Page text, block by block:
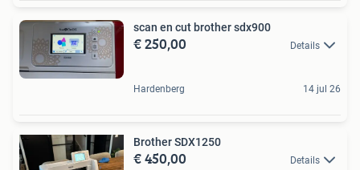
scan en cut brother sdx900
€ 250,00 Details
Hardenberg 14 jul 26
Brother SDX1250
€ 450,00 Details